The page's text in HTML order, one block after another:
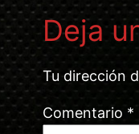
Deja
Tu dirección
Comentario *